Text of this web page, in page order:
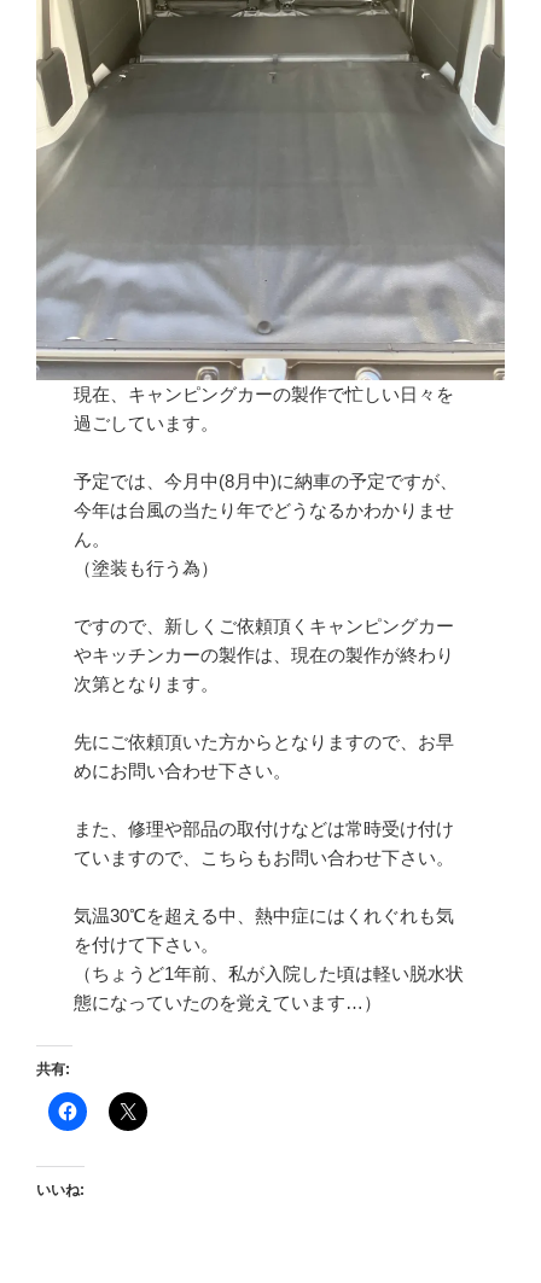
現在、キャンピングカーの製作で忙しい日々を
過ごしています。
予定では、今月中(8月中)に納車の予定ですが、
今年は台風の当たり年でどうなるかわかりませ
ん。
（塗装も行う為）
ですので、新しくご依頼頂くキャンピングカー
やキッチンカーの製作は、現在の製作が終わり
次第となります。
先にご依頼頂いた方からとなりますので、お早
めにお問い合わせ下さい。
また、修理や部品の取付けなどは常時受け付け
ていますので、こちらもお問い合わせ下さい。
気温30℃を超える中、熱中症にはくれぐれも気
を付けて下さい。
（ちょうど1年前、私が入院した頃は軽い脱水状
態になっていたのを覚えています…）
共有:
いいね: